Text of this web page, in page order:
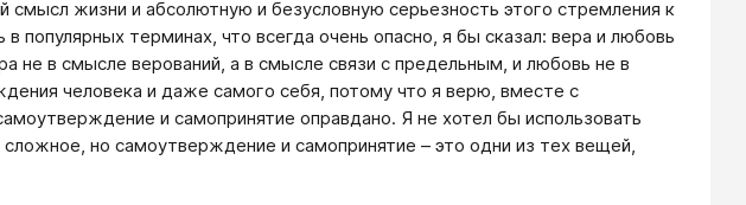
смысл жизни и абсолютную и безусловную серьезность этого стремления к
популярных терминах, что всегда очень опасно, я бы сказал: вера и любовь
не в смысле верований, а в смысле связи с предельным, и любовь не в
человека и даже самого себя, потому что я верю, вместе с
и самопринятие оправдано. Я не хотел бы использовать
но самоутверждение и самопринятие – это одни из тех вещей,